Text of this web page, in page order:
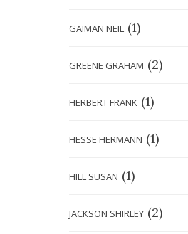
GAIMAN NEIL (1)
GREENE GRAHAM (2)
HERBERT FRANK (1)
HESSE HERMANN (1)
HILL SUSAN (1)
JACKSON SHIRLEY (2)